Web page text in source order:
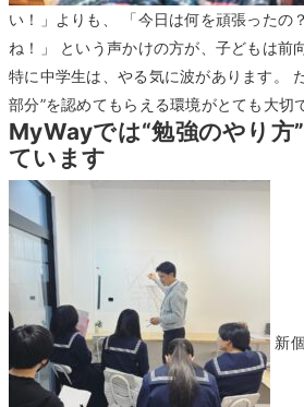
い！」よりも、 「今日は何を頑張ったの
ね！」 という声かけの方が、子どもは前
特に中学生は、やる気に波があります。
部分”を認めてもらえる環境がとても大切
MyWayでは“勉強のやり方
ています
新